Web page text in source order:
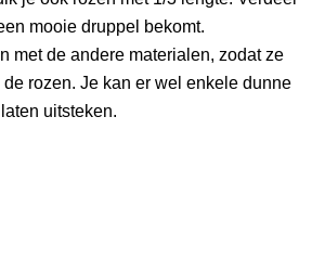
mooie druppel bekomt.
met de andere materialen, zodat ze
rozen. Je kan er wel enkele dunne
uitsteken.